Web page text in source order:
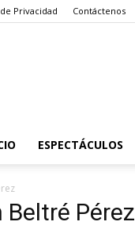
Privacidad Contáctenos
ESPECTÁCULOS
Pérez